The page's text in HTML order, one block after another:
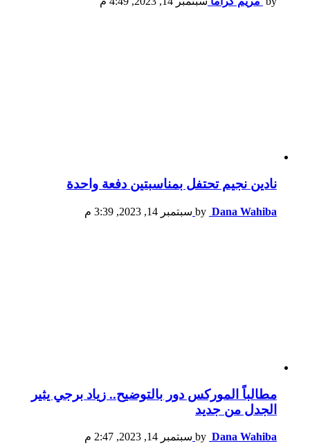
نادين نجيم تحتفل بمناسبتين دفعة واحدة
by Dana Wahiba سبتمبر 14, 2023, 3:39 م
مطالباً الموركس دور بالتوضيح.. زياد برجي يثير
الجدل من جديد
by Dana Wahiba سبتمبر 14, 2023, 2:47 م